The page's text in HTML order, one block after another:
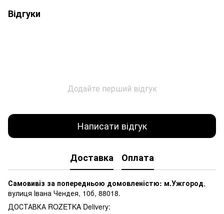
Відгуки
Додайте перший відгук
Написати відгук
Доставка Оплата
Самовивіз за попередньою домовленістю: м.Ужгород,
вулиця Івана Чендея, 10б, 88018.
ДОСТАВКА ROZETKA Delivery: